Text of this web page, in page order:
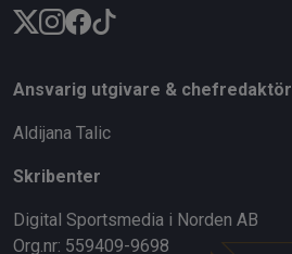
Ansvarig utgivare & chefredaktör
Aldijana Talic
Skribenter
Digital Sportsmedia i Norden AB
Org.nr: 559409-9698